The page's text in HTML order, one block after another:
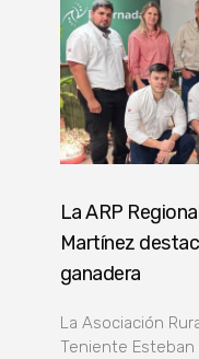
La ARP
Martínez
ganadera
La Asociación
Teniente